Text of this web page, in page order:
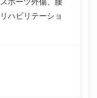
ハビリテーショ